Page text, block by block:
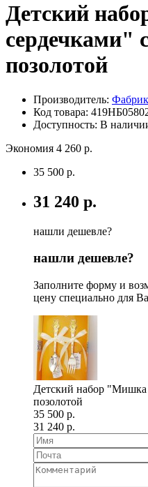
Детский
сердечками"
позолотой
Производитель:
Код товара:
Доступность: В
Экономия 4 260 р.
35 500 р.
31 240 р.
нашли дешевле?
нашли дешевле?
Заполните форму и
цену специально для
Детский набор "Мишка
позолотой
35 500 р.
31 240 р.